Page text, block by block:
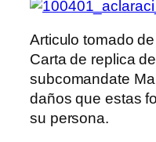
Articulo tomado
Carta de replica
subcomandate
daños que estas
su persona.